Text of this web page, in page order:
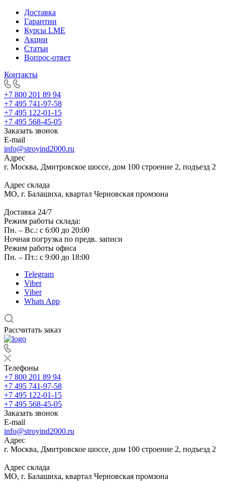
Доставка
Гарантии
Курсы LME
Акции
Статьи
Вопрос-ответ
Контакты
+7 800 201 89 94
+7 495 741-97-58
+7 495 122-01-15
+7 495 568-45-05
Заказать звонок
E-mail
info@stroyind2000.ru
Адрес
г. Москва, Дмитровское шоссе, дом 100 строение 2, подъезд 2
Адрес склада
МО, г. Балашиха, квартал Черновская промзона
Доставка 24/7
Режим работы склада:
Пн. – Вс.: с 6:00 до 20:00
Ночная погрузка по предв. записи
Режим работы офиса
Пн. – Пт.: с 9:00 до 18:00
Telegram
Viber
Viber
Whats App
Рассчитать заказ
Телефоны
+7 800 201 89 94
+7 495 741-97-58
+7 495 122-01-15
+7 495 568-45-05
Заказать звонок
E-mail
info@stroyind2000.ru
Адрес
г. Москва, Дмитровское шоссе, дом 100 строение 2, подъезд 2
Адрес склада
МО, г. Балашиха, квартал Черновская промзона